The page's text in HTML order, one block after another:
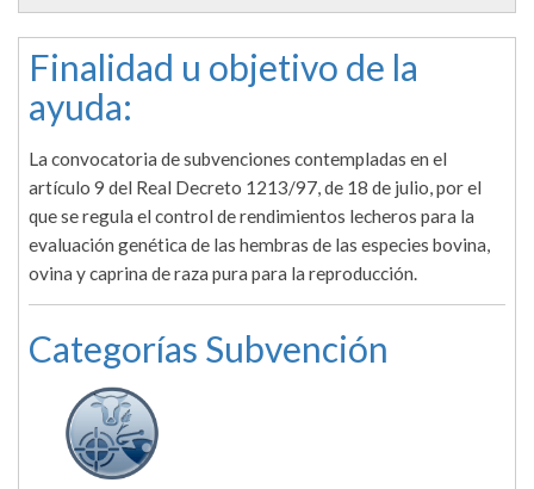
Finalidad u objetivo de la
ayuda:
La convocatoria de subvenciones contempladas en el
artículo 9 del Real Decreto 1213/97, de 18 de julio, por el
que se regula el control de rendimientos lecheros para la
evaluación genética de las hembras de las especies bovina,
ovina y caprina de raza pura para la reproducción.
Categorías Subvención